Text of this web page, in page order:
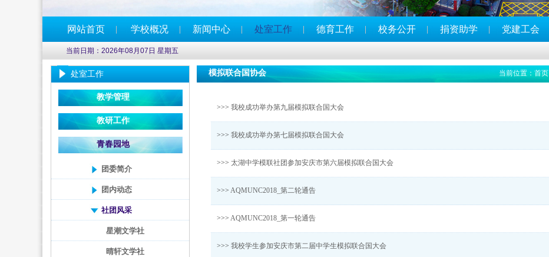
网站首页 学校概况 新闻中心 处室工作 德育工作 校务公开 捐资助学 党建工会
当前日期：2026年08月07日 星期五
处室工作
教学管理
教研工作
青春园地
团委简介
团内动态
社团风采
星潮文学社
晴轩文学社
模拟联合国协会 当前位置： 首页
>>> 我校成功举办第九届模拟联合国大会
>>> 我校成功举办第七届模拟联合国大会
>>> 太湖中学模联社团参加安庆市第六届模拟联合国大会
>>> AQMUNC2018_第二轮通告
>>> AQMUNC2018_第一轮通告
>>> 我校学生参加安庆市第二届中学生模拟联合国大会